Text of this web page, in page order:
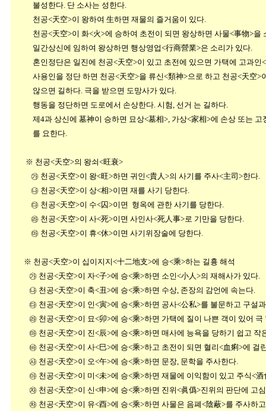
불성한다. 단 소사는 성한다.
천공<天空>이 왕하여 生하면 재물의 즐거움이 있다.
천공<天空>이 화<火>에 승하여 초전이 되면 왕상하면 사물<事物>을
일간상신에 임하여 왕상하면 행상영업<行商營業>은 소리가 있다.
혼인정단은 일진에 천공<天空>이 있고 초전에 있으면 가택에 고과인<
사용인을 정단 하면 천공<天空>을 류신<類神>으로 하고 천공<天空>
않으면 길하다. 극을 받으면 도망사가 있다.
행동을 정단하면 도로에서 손상한다. 시험, 선거 는 길하다.
제4과 상신에 墓神이 승하면 묘상<墓相>, 가상<家相>에 손상 또는 고
를 요한다.
※ 천공<天空>의 왕쇠<旺衰>
㉮ 천공<天空>이 왕<旺>하면 귀인<貴人>의 사기를 주사<主司>한다.
㉯ 천공<天空>이 상<相>이면 재를 사기 당한다.
㉰ 천공<天空>이 수<囚>이면 형옥에 관한 사기를 당한다.
㉱ 천공<天空>이 사<死>이면 사인사<死人事>로 기만을 당한다.
㉲ 천공<天空>이 휴<休>이면 사기위장술에 당한다.
※ 천공<天空>이 십이지지<十二地支>에 승<乘>하는 길흉 해석
㉮ 천공<天空>이 자<子>에 승<乘>하면 소인<小人>의 재해사가 있다.
㉯ 천공<天空>이 축<丑>에 승<乘>하면 수상, 존장의 감언에 속는다.
㉰ 천공<天空>이 인<寅>에 승<乘>하면 공사<公私>를 불문하고 구설
㉱ 천공<天空>이 묘<卯>에 승<乘>하면 가택에 질이 나쁜 객이 있어 극
㉲ 천공<天空>이 진<辰>에 승<乘>하면 매사에 능욕을 당하기 쉽고 작
㉳ 천공<天空>이 사<巳>에 승<乘>하고 초전이 되면 혈리<血痢>에 걸
㉴ 천공<天空>이 오<午>에 승<乘>하면 문장, 문학을 주사한다.
㉵ 천공<天空>이 미<未>에 승<乘>하면 재물에 이익함이 있고 주식<酒
㉶ 천공<天空>이 신<申>에 승<乘>하면 진위<眞僞>진위의 판단에 고
㉷ 천공<天空>이 유<酉>에 승<乘>하면 사물은 음폐<陰蔽>를 주사하고